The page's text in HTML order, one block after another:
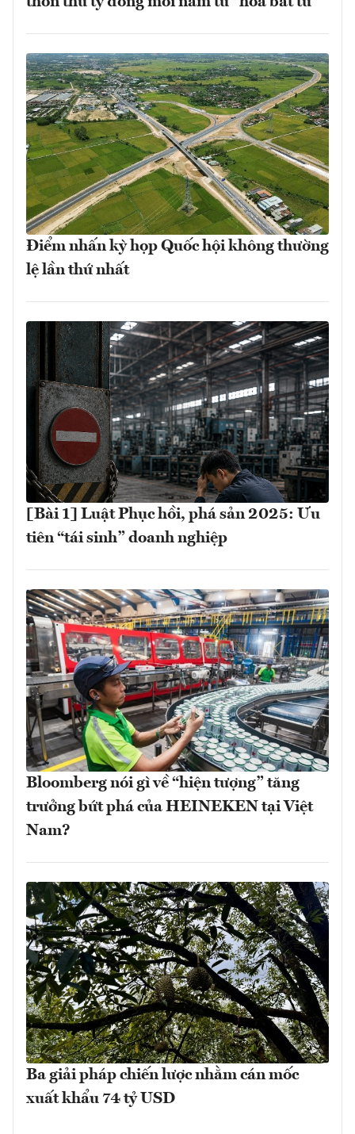
Điểm nhấn kỳ họp Quốc hội không thường
lệ lần thứ nhất
[Bài 1] Luật Phục hồi, phá sản 2025: Ưu
tiên “tái sinh” doanh nghiệp
Bloomberg nói gì về “hiện tượng” tăng
trưởng bứt phá của HEINEKEN tại Việt
Nam?
Ba giải pháp chiến lược nhằm cán mốc
xuất khẩu 74 tỷ USD